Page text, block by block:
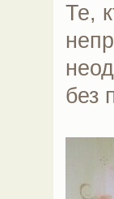
Те,
без